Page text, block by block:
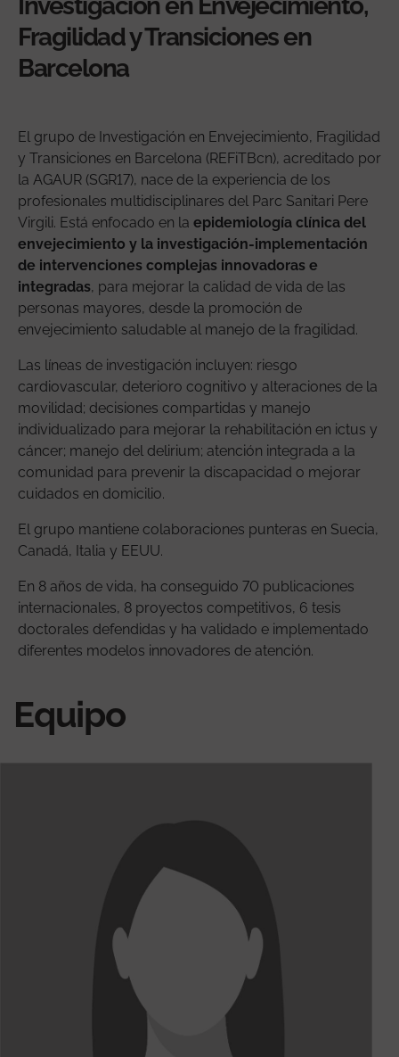
Fragilidad y Transiciones en
Barcelona
El grupo de Investigación en Envejecimiento, Fragilidad
y Transiciones en Barcelona (REFiTBcn), acreditado por
la AGAUR (SGR17), nace de la experiencia de los
profesionales multidisciplinares del Parc Sanitari Pere
Virgili. Está enfocado en la epidemiología clínica del
envejecimiento y la investigación-implementación
de intervenciones complejas innovadoras e
integradas, para mejorar la calidad de vida de las
personas mayores, desde la promoción de
envejecimiento saludable al manejo de la fragilidad.
Las líneas de investigación incluyen: riesgo
cardiovascular, deterioro cognitivo y alteraciones de la
movilidad; decisiones compartidas y manejo
individualizado para mejorar la rehabilitación en ictus y
cáncer; manejo del delirium; atención integrada a la
comunidad para prevenir la discapacidad o mejorar
cuidados en domicilio.
El grupo mantiene colaboraciones punteras en Suecia,
Canadá, Italia y EEUU.
En 8 años de vida, ha conseguido 70 publicaciones
internacionales, 8 proyectos competitivos, 6 tesis
doctorales defendidas y ha validado e implementado
diferentes modelos innovadores de atención.
Equipo